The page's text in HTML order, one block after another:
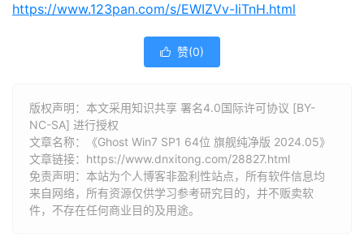
https://www.123pan.com/s/EWIZVv-IiTnH.html
 赞(0)
版权声明：本文采用知识共享 署名4.0国际许可协议 [BY-
NC-SA] 进行授权
文章名称：《Ghost Win7 SP1 64位 旗舰纯净版 2024.05》
文章链接： https://www.dnxitong.com/28827.html
免责声明：本站为个人博客非盈利性站点，所有软件信息均
来自网络，所有资源仅供学习参考研究目的，并不贩卖软
件，不存在任何商业目的及用途。